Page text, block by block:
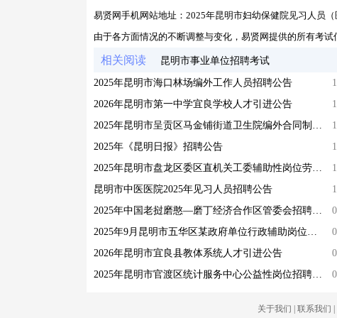
易贤网手机网站地址： 2025年昆明市妇幼保健院见习人员
由于各方面情况的不断调整与变化，易贤网提供的所有考
相关阅读 昆明市事业单位招聘考试
2025年昆明市海口林场编外工作人员招聘公告
2026年昆明市第一中学宜良学校人才引进公告
2025年昆明市呈贡区马金铺街道卫生院编外合同制专业技术人员招聘笔试公告
2025年《昆明日报》招聘公告
2025年昆明市盘龙区委区直机关工委辅助性岗位劳务派遣工作人员招聘公告
昆明市中医医院2025年见习人员招聘公告
2025年中国老挝磨憨—磨丁经济合作区管委会招聘劳动合同聘用人员公告
2025年9月昆明市五华区某政府单位行政辅助岗位人员招聘公告
2026年昆明市宜良县教体系统人才引进公告
2025年昆明市官渡区统计服务中心公益性岗位招聘公告
关于我们 联系我们